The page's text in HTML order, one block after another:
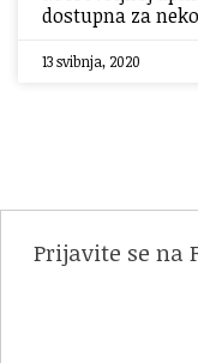
dostupna za
13 svibnja, 2020
Prijavite se na